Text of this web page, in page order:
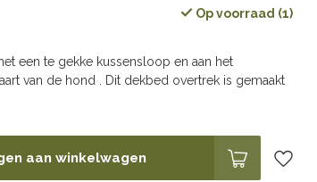
Op voorraad (1)
een te gekke kussensloop en aan het
van de hond . Dit dekbed overtrek is gemaakt
aan winkelwagen